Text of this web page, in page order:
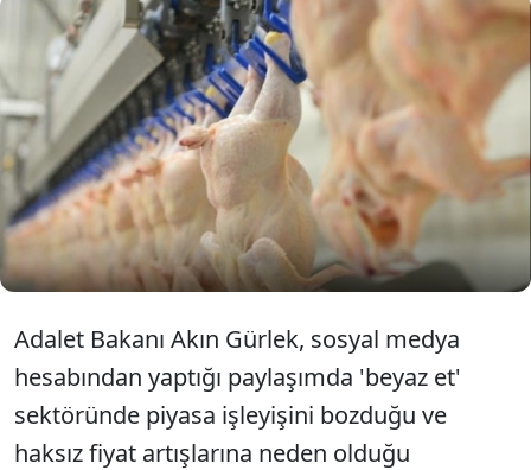
Adalet Bakanı Akın Gürlek, beyaz et sektöründe
piyasa işleyişini bozarak haksız fiyat artışına yol
açtıkları ve tüketiciyi mağdur eden eylemlerde
bulundukları iddiasıyla 8 ilde düzenlenen eş
zamanlı operasyonda 32 şüphelinin gözaltına
alındığını açıkladı. Soruşturma kapsamında 13
şirkete denetim kayyumu atandı. Listede
Türkiye'nin en büyük beyaz et üreticileri de yer aldı.
Adalet Bakanı Akın Gürlek, sosyal medya
hesabından yaptığı paylaşımda 'beyaz et'
sektöründe piyasa işleyişini bozduğu ve
haksız fiyat artışlarına neden olduğu